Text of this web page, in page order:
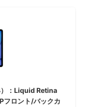
：Liquid Retina
フロント/バックカ